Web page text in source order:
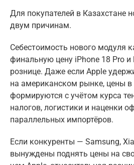
Для покупателей в Казахстане
двум причинам.
Себестоимость нового модуля
финальную цену iPhone 18 Pro и
рознице. Даже если Apple
на американском рынке, цены в
формируются с учётом курса
налогов, логистики и наценки
параллельных импортёров.
Если конкуренты — Samsung,
вынуждены поднять цены на